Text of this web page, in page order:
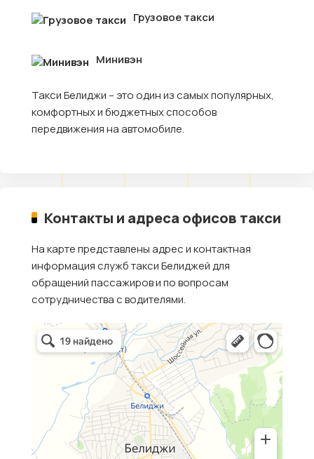
Грузовое такси
Минивэн
Такси Белиджи – это один из самых популярных,
комфортных и бюджетных способов
передвижения на автомобиле.
Контакты и адреса офисов такси
На карте представлены адрес и контактная
информация служб такси Белиджей для
обращений пассажиров и по вопросам
сотрудничества с водителями.